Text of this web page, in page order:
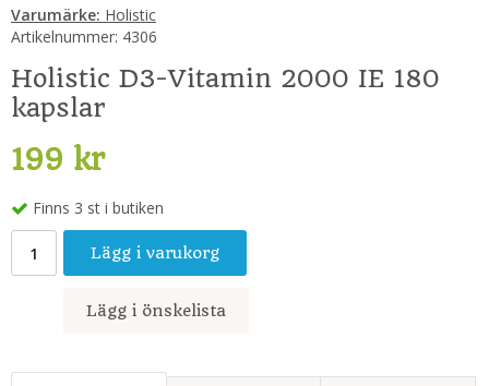
Varumärke: Holistic
Artikelnummer: 4306
Holistic D3-Vitamin 2000 IE 180
kapslar
199 kr
Finns 3 st i butiken
Lägg i varukorg
Lägg i önskelista